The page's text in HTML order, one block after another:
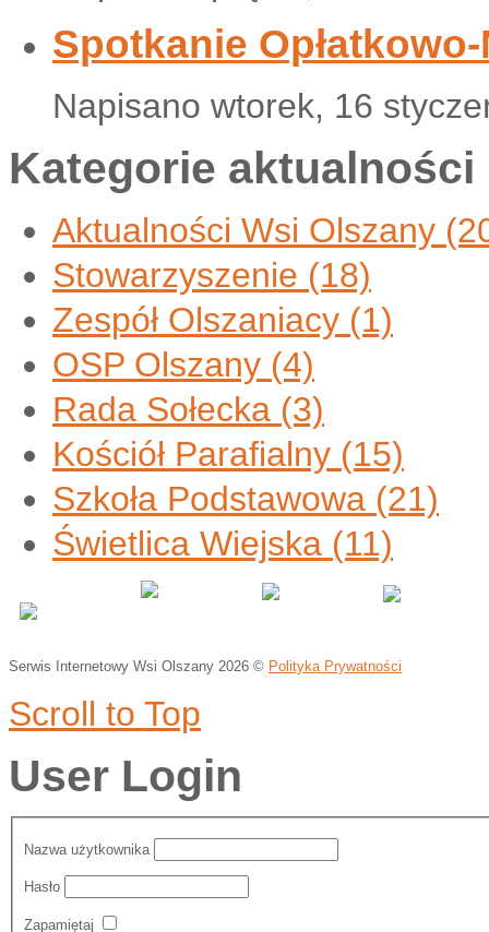
Spotkanie
Napisano wtorek, 16
Kategorie aktualności
Aktualności Wsi Olszany
Stowarzyszenie (18)
Zespół Olszaniacy (1)
OSP Olszany (4)
Rada Sołecka (3)
Kościół Parafialny (15)
Szkoła Podstawowa (21)
Świetlica Wiejska (11)
Serwis Internetowy Wsi Olszany 2026 © Polityka Prywatności
Scroll to Top
User Login
Nazwa użytkownika
Hasło
Zapamiętaj